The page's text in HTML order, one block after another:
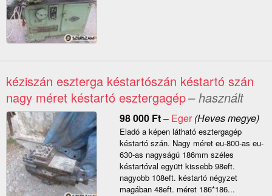
kéziszán eszterga késtartószán késtartó szán
nagy méret késtartó esztergagép– használt
98 000 Ft– Eger(Heves megye)
Eladó a képen látható esztergagép
késtartó szán. Nagy méret eu-800-as eu-
630-as nagyságú 186mm széles
késtartóval együtt kissebb 98eft.
nagyobb 108eft. késtartó négyzet
magában 48eft. méret 186*186...